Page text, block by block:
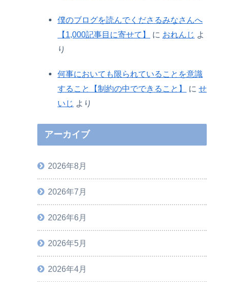
僕のブログを読んでくださるみなさんへ
【1,000記事目に寄せて】
に おれんじ よ
り
何事においても限られていることを意識
すること【制約の中でできること】
に せ
いじ より
アーカイブ
2026年8月
2026年7月
2026年6月
2026年5月
2026年4月